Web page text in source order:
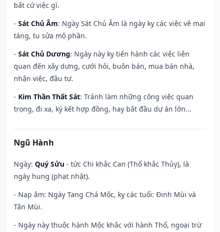
bất cứ việc gì.
- Sát Chủ Âm: Ngày Sát Chủ Âm là ngày kỵ các việc về mai
táng, tu sửa mộ phần.
- Sát Chủ Dương: Ngày này kỵ tiến hành các việc liên
quan đến xây dựng, cưới hỏi, buôn bán, mua bán nhà,
nhận việc, đầu tư.
- Kim Thần Thất Sát: Tránh làm những công việc quan
trọng, đi xa, ký kết hợp đồng, hay bắt đầu dự án lớn...
Ngũ Hành
Ngày: Quý Sửu - tức Chi khắc Can (Thổ khắc Thủy), là
ngày hung (phạt nhật).
- Nạp âm: Ngày Tang Chá Mộc, kỵ các tuổi: Đinh Mùi và
Tân Mùi.
- Ngày này thuộc hành Mộc khắc với hành Thổ, ngoại trừ